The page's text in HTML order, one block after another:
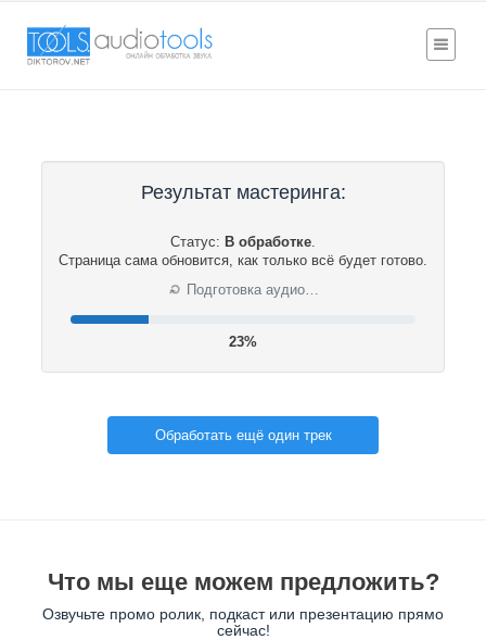
Результат мастеринга:
Статус: В обработке.
Страница сама обновится, как только всё будет готово.
⟳ Подготовка аудио…
23%
Обработать ещё один трек
Что мы еще можем предложить?
Озвучьте промо ролик, подкаст или презентацию прямо
сейчас!